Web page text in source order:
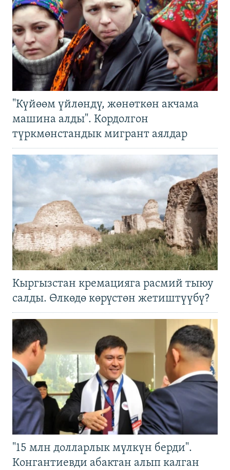
"Күйөөм үйлөндү, жөнөткөн акчама
машина алды". Кордолгон
түркмөнстандык мигрант аялдар
Кыргызстан кремацияга расмий тыюу
салды. Өлкөдө көрүстөн жетиштүүбү?
"15 млн долларлык мүлкүн берди".
Конгантиевди абактан алып калган